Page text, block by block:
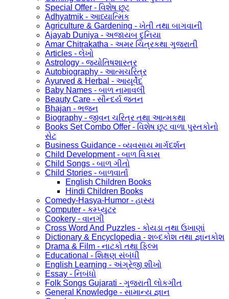
Special Offer - વિશેષ છૂટ
Adhyatmik - આધ્યાત્મિક
Agriculture & Gardening - ખેતી તથા બાગવાની
Ajayab Duniya - અજાયબ દુનિયા
Amar Chitrakatha - અમર ચિત્રકથા ગુજરાતી
Articles - લેખો
Astrology - જ્યોતિષશાસ્ત્ર
Autobiography - આત્મચરિત્ર
Ayurved & Herbal - આયૂર્વેદ
Baby Names - બાળ નામાવલી
Beauty Care - સૌન્દર્ય જતન
Bhajan - ભજન
Biography - જીવન ચરિત્ર તથા આત્મકથા
Books Set Combo Offer - વિશેષ છૂટ વાળા પુસ્તકોનો
સેટ
Business Guidance - વ્યવસાય માર્ગદર્શન
Child Development - બાળ વિકાસ
Child Songs - બાળ ગીતો
Child Stories - બાળવાર્તા
English Children Books
Hindi Children Books
Comedy-Hasya-Humor - હાસ્ય
Computer - કમ્પ્યુટર
Cookery - વાનગી
Cross Word And Puzzles - કોયડા તથા ઉખાણાં
Dictionary & Encyclopedia - શબ્દકોશ તથા જ્ઞાનકોશ
Drama & Film - નાટકો તથા ફિલ્મ
Educational - શિક્ષણ સંબંધી
English Learning - અંગ્રેજી શીખો
Essay - નિબંધો
Folk Songs Gujarati - ગુજરાતી લોકગીત
General Knowledge - સામાન્ય જ્ઞાન